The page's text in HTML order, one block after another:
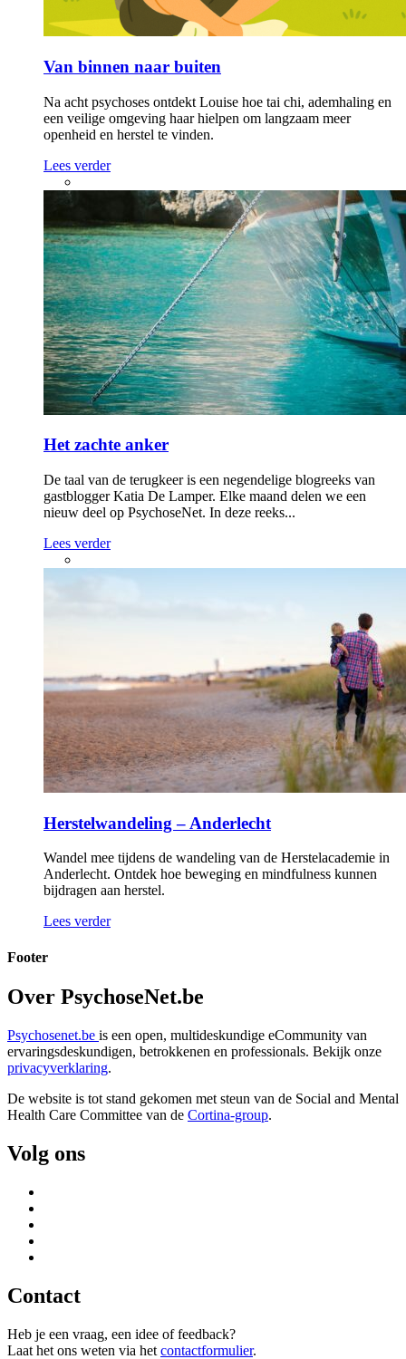
Van binnen naar buiten
Na acht psychoses ontdekt Louise hoe tai chi, ademhaling en
een veilige omgeving haar hielpen om langzaam meer
openheid en herstel te vinden.
Lees verder
Het zachte anker
De taal van de terugkeer is een negendelige blogreeks van
gastblogger Katia De Lamper. Elke maand delen we een
nieuw deel op PsychoseNet. In deze reeks...
Lees verder
Herstelwandeling – Anderlecht
Wandel mee tijdens de wandeling van de Herstelacademie in
Anderlecht. Ontdek hoe beweging en mindfulness kunnen
bijdragen aan herstel.
Lees verder
Footer
Over PsychoseNet.be
Psychosenet.be is een open, multideskundige eCommunity van
ervaringsdeskundigen, betrokkenen en professionals. Bekijk onze
privacyverklaring.
De website is tot stand gekomen met steun van de Social and Mental
Health Care Committee van de Cortina-group.
Volg ons
Contact
Heb je een vraag, een idee of feedback?
Laat het ons weten via het contactformulier.